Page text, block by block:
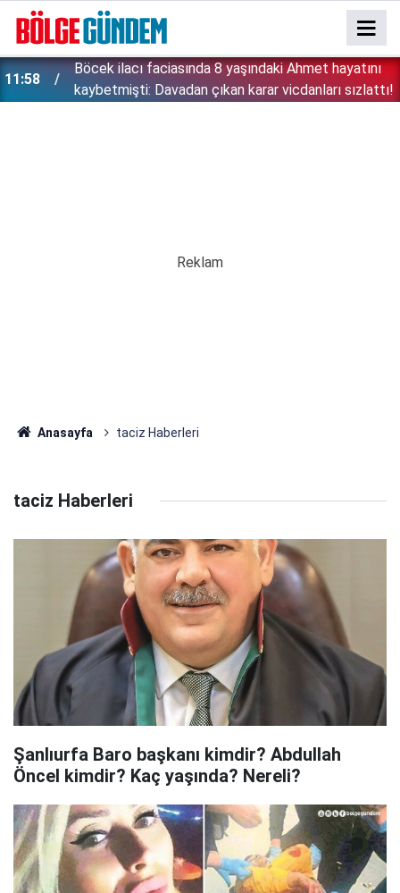
11:58
Böcek ilacı faciasında 8 yaşındaki Ahmet hayatını
kaybetmişti: Davadan çıkan karar vicdanları sızlattı!
11:42
''Çözülmemiş dosya kalmayacak'' demişti: Bakan
Gürlek şüpheli 2 çocuğun ölümünü mercek altına
Anasayfa taciz Haberleri
taciz Haberleri
Şanlıurfa Baro başkanı kimdir? Abdullah
Öncel kimdir? Kaç yaşında? Nereli?